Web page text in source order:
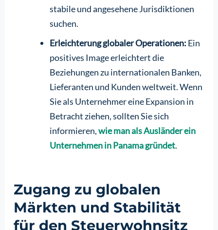
stabile und angesehene Jurisdiktionen
suchen.
Erleichterung globaler Operationen: Ein
positives Image erleichtert die
Beziehungen zu internationalen Banken,
Lieferanten und Kunden weltweit. Wenn
Sie als Unternehmer eine Expansion in
Betracht ziehen, sollten Sie sich
informieren,wie man als Ausländer ein
Unternehmen in Panama gründet.
Zugang zu globalen
Märkten und Stabilität
für den Steuerwohnsitz